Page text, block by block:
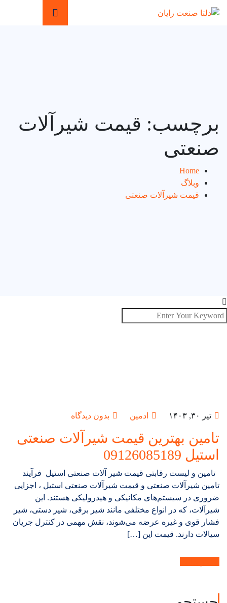
برچسب: قیمت شیرآلات
صنعتی
Home
وبلاگ
قیمت شیرآلات صنعتی
تیر ۳۰, ۱۴۰۳ ادمین بدون دیدگاه
تامین بهترین قیمت شیرآلات صنعتی
استیل 09126085189
تامین و لیست رقابتی قیمت شیر آلات صنعتی استیل فرآیند
تامین شیرآلات صنعتی و قیمت شیرآلات صنعتی استیل ، اجزایی
ضروری در سیستم‌های مکانیکی و هیدرولیکی هستند. این
شیرآلات، که در انواع مختلفی مانند شیر برقی، شیر دستی، شیر
فشار قوی و غیره عرضه می‌شوند، نقش مهمی در کنترل جریان
سیالات دارند. قیمت این […]